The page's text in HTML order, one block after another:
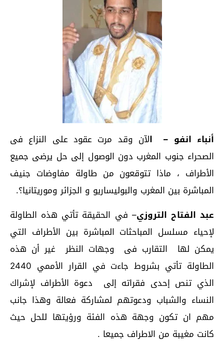
أنباء انفو – الآن وقد مرت عقود على النزاع فى
الصحراء جنوب المغرب دون الوصول إلى حل يرضى جميع
الأطراف ، ماذا تتوقعون من طاولة مفاوضات جنيف
المباشرة بين المغرب والبوليساريو و الجزائر وموريتانيا؟.
عبد الفتاح التروزي– في الحقيقة تأتي هذه الطاولة
لإحياء مسلسل المباحثات المباشرة بين الأطراف التي
يمكن لها التقارب فى وجهات النظر غير أن هذه
الطاولة تأتي بشروط جاءت في القرار الأممي 2440
الذي تنص إحدى فقراته إلى دعوة الأطراف لإشراك
النساء والشباب ودعوتهم لمشاركة فعالة وهذا جانب
مهم ان تكون وجهة هذه الفئة ورؤيتها للحل حيث
كانت مغيبة من الاطراف جميعا .